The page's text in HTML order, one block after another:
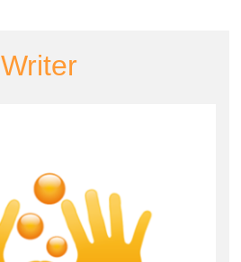
Writer